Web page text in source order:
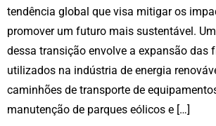
tendência global que visa mitigar os
promover um futuro mais sustentável.
dessa transição envolve a expansão das
utilizados na indústria de energia
caminhões de transporte de
manutenção de parques eólicos e […]